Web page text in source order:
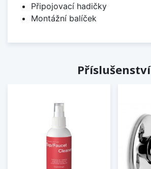
Připojovací hadičky
Montážní balíček
Příslušenství